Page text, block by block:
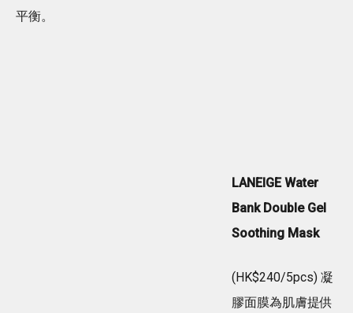
平衡。
LANEIGE Water
Bank Double Gel
Soothing Mask
(HK$240/5pcs) 凝
膠面膜為肌膚提供